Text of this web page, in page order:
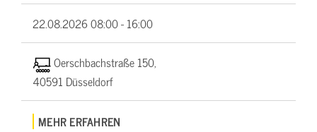
22.08.202608:00 - 16:00
Oerschbachstraße 150,
40591 Düsseldorf
MEHR ERFAHREN